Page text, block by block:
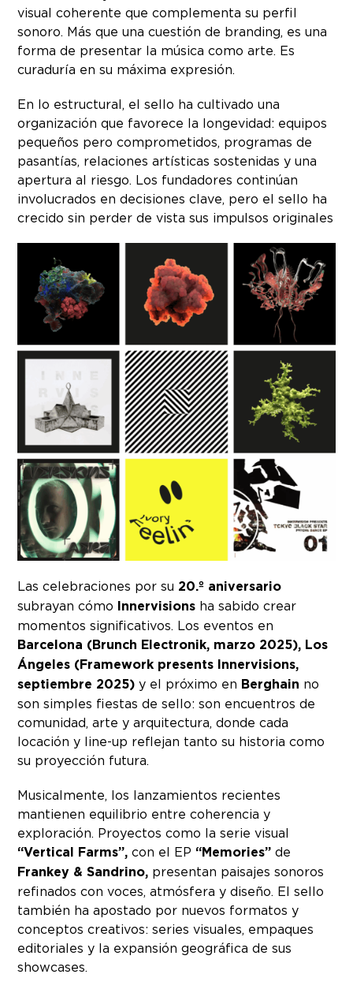
visual coherente que complementa su perfil
sonoro. Más que una cuestión de branding, es una
forma de presentar la música como arte. Es
curaduría en su máxima expresión.
En lo estructural, el sello ha cultivado una
organización que favorece la longevidad: equipos
pequeños pero comprometidos, programas de
pasantías, relaciones artísticas sostenidas y una
apertura al riesgo. Los fundadores continúan
involucrados en decisiones clave, pero el sello ha
crecido sin perder de vista sus impulsos originales
Las celebraciones por su 20.º aniversario
subrayan cómo Innervisions ha sabido crear
momentos significativos. Los eventos en
Barcelona (Brunch Electronik, marzo 2025), Los
Ángeles (Framework presents Innervisions,
septiembre 2025) y el próximo en Berghain no
son simples fiestas de sello: son encuentros de
comunidad, arte y arquitectura, donde cada
locación y line-up reflejan tanto su historia como
su proyección futura.
Musicalmente, los lanzamientos recientes
mantienen equilibrio entre coherencia y
exploración. Proyectos como la serie visual
“Vertical Farms”, con el EP “Memories” de
Frankey & Sandrino, presentan paisajes sonoros
refinados con voces, atmósfera y diseño. El sello
también ha apostado por nuevos formatos y
conceptos creativos: series visuales, empaques
editoriales y la expansión geográfica de sus
showcases.